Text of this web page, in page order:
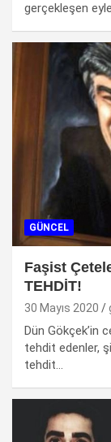
gerçekleşen
GÜNCEL
Faşist
TEHDİT!
30 Mayıs 2020
Dün Gökçek’in
tehdit edenler,
tehdit…